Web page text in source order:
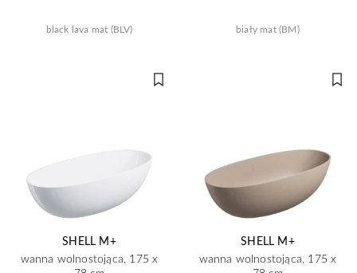
black lava mat (BLV) biały mat (BM)
SHELL M+
wanna wolnostojąca, 175 x
SHELL M+
wanna wolnostojąca, 175 x